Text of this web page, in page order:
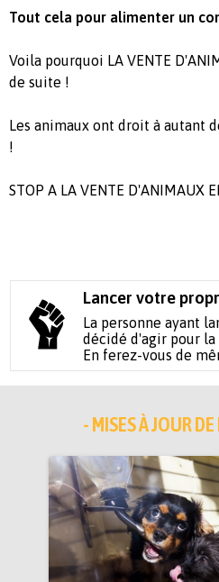
Tout cela pour alimenter un
Voila pourquoi LA VENTE
de suite !
Les animaux ont droit à autant
!
STOP A LA VENTE D'ANIMAUX
Lancer votre
La personne ayant
décidé d'agir pour
En ferez-vous de
- MISES À JOUR